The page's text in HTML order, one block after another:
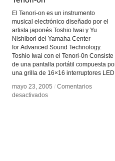
El Tenori-on es un instrumento
musical electrónico diseñado por el
artista japonés Toshio Iwai y Yu
Nishibori del Yamaha Center
for Advanced Sound Technology.
Toshio Iwai con el Tenori-0n Consiste
de una pantalla portátil compuesta
una grilla de 16×16 interruptores LED
mayo 23, 2005 / Comentarios
desactivadosen
mayo 23, 2005 / Comentarios
desactivadosen